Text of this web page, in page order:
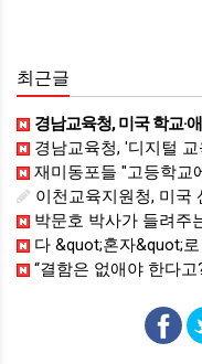
최근글
경남교육청, 미국 학교·애플파크
경남교육청, '디지털 교육혁신'
재미동포들 "고등학교에 'AP
이천교육지원청, 미국 산타클라라와 국제교육교
박문호 박사가 들려주는 과학사 속 결정적 순간들! 직관을 뛰어
다 &quot;혼자&quot;로 외우면 틀
“결함은 없애야 한다고?” 양자 연구자가 밝힌 신비: 없애려던 흠이 무기가